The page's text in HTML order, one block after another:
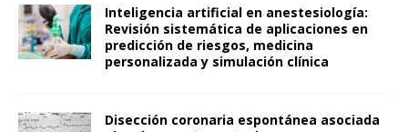
Inteligencia artificial en anestesiología:
Revisión sistemática de aplicaciones en
predicción de riesgos, medicina
personalizada y simulación clínica
Disección coronaria espontánea asociada